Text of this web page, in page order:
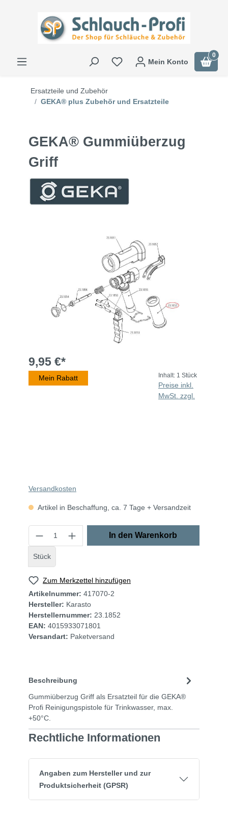
Mein Konto
0
Ersatzteile und Zubehör
GEKA® plus Zubehör und Ersatzteile
GEKA® Gummiüberzug
Griff
9,95 €*
Mein Rabatt Inhalt: 1 Stück
Preise inkl.
MwSt. zzgl.
Versandkosten
Artikel in Beschaffung, ca. 7 Tage + Versandzeit
Stück
In den Warenkorb
Zum Merkzettel hinzufügen
Artikelnummer: 417070-2
Hersteller: Karasto
Herstellernummer: 23.1852
EAN: 4015933071801
Versandart: Paketversand
Beschreibung
Gummiüberzug Griff als Ersatzteil für die GEKA®
Profi Reinigungspistole für Trinkwasser, max.
+50°C.
Rechtliche Informationen
Angaben zum Hersteller und zur
Produktsicherheit (GPSR)